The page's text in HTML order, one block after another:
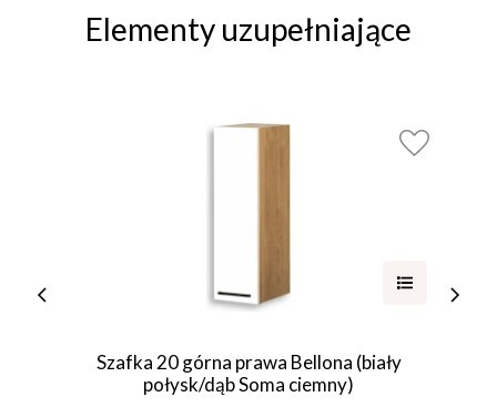
Elementy uzupełniające
Szafka 20 górna prawa Bellona (biały
połysk/dąb Soma ciemny)